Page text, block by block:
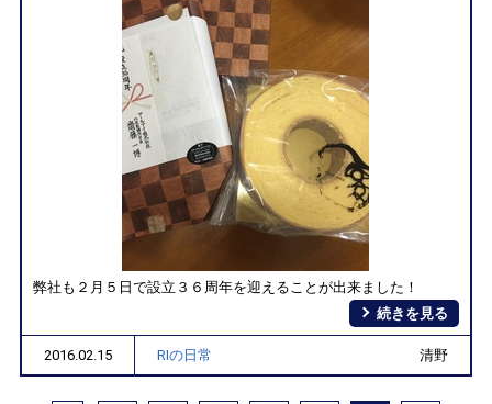
弊社も２月５日で設立３６周年を迎えることが出来ました！
続きを見る
2016.02.15 RIの日常 清野